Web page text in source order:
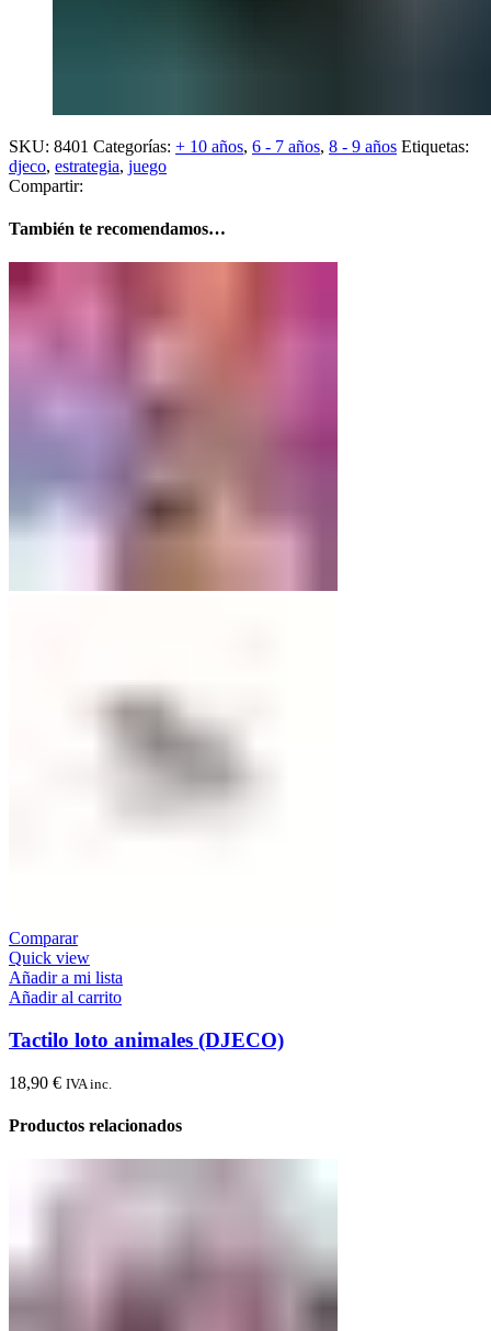
SKU: 8401 Categorías: + 10 años, 6 - 7 años, 8 - 9 años Etiquetas:
djeco, estrategia, juego
Compartir:
También te recomendamos…
Comparar
Quick view
Añadir a mi lista
Añadir al carrito
Tactilo loto animales (DJECO)
18,90 € IVA inc.
Productos relacionados